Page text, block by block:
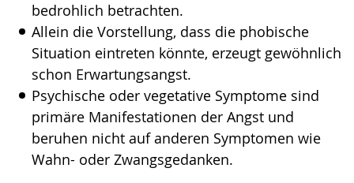
bedrohlich betrachten.
Allein die Vorstellung, dass die phobische
Situation eintreten könnte, erzeugt gewöhnlich
schon Erwartungsangst.
Psychische oder vegetative Symptome sind
primäre Manifestationen der Angst und
beruhen nicht auf anderen Symptomen wie
Wahn- oder Zwangsgedanken.